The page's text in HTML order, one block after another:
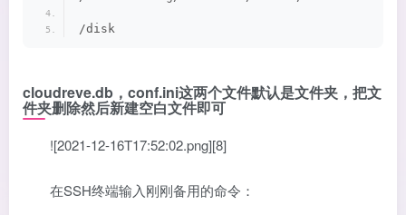
/disk
cloudreve.db，conf.ini这两个文件默认是文件夹，把文
件夹删除然后新建空白文件即可
![2021-12-16T17:52:02.png][8]
在SSH终端输入刚刚备用的命令：